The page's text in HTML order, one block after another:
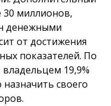
миллионов,
денежными
от достижения
показателей. По
владельцем 19,9%
своего